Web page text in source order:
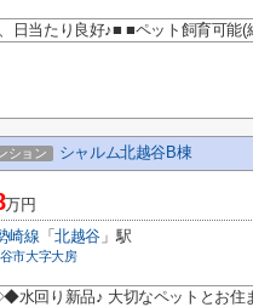
日当たり良好♪■ ■ペット飼育可能
ション シャルム北越谷B棟
万円
崎線 「北越谷 」駅
市大字大房
回り新品♪ 大切なペットとお住